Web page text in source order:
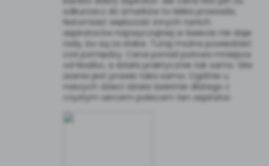
odkurzacz do smarków to lekka przesada.
Natomiast większość innych tanich
aspiratorów najzwyczajniej w świecie nie daje
rady, bo są za słabe. Tutaj można powiedzieć
coś pomiędzy. Cena ponad połowa mniejsza
od Nosibo, a działa praktycznie tak samo. Siła
ssania jest prawie taka sama. Ogólnie u
naszych dzieci działa świetnie dlatego z
czystym sercem polecam ten aspirator.